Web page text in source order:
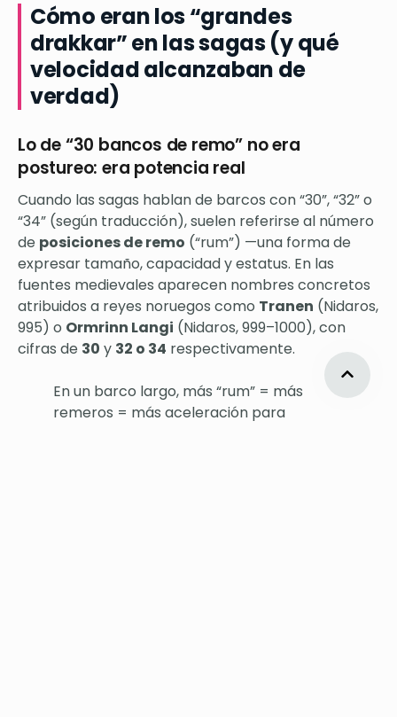
Cómo eran los “grandes
drakkar” en las sagas (y qué
velocidad alcanzaban de
verdad)
Lo de “30 bancos de remo” no era
postureo: era potencia real
Cuando las sagas hablan de barcos con “30”, “32” o
“34” (según traducción), suelen referirse al número
de posiciones de remo (“rum”) —una forma de
expresar tamaño, capacidad y estatus. En las
fuentes medievales aparecen nombres concretos
atribuidos a reyes noruegos como Tranen (Nidaros,
995) o Ormrinn Langi (Nidaros, 999–1000), con
cifras de 30 y 32 o 34 respectivamente.
En un barco largo, más “rum” = más
remeros = más aceleración para